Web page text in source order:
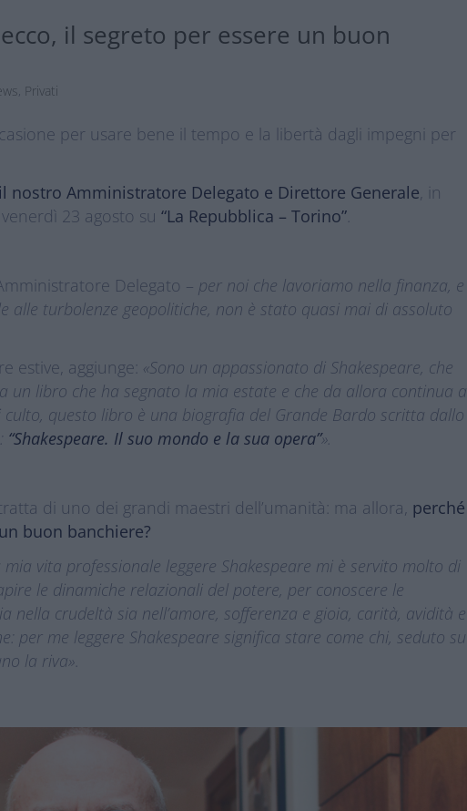
il segreto per essere un buon
, Privati
per usare bene il tempo e la libertà dagli impegni per
nostro Amministratore Delegato e Direttore Generale , in
23 agosto su“La Repubblica – Torino”.
Delegato – per noi che lavoriamo nella finanza, e
alle turbolenze geopolitiche, non è stato quasi mai di assoluto
estive, aggiunge: «Sono un appassionato di Shakespeare, che
un libro che ha segnato la mia estate e che da allora continua a
questo libro è una biografia del Grande Bardo scritta dallo
“Shakespeare. Il suo mondo e la sua opera”».
di uno dei grandi maestri dell’umanità: ma allora, perché
buon banchiere?
mia vita professionale leggere Shakespeare mi è servito molto di
le dinamiche relazionali del potere, per conoscere le
nella crudeltà sia nell’amore, sofferenza e gioia, carità, avidità e
per me leggere Shakespeare significa stare come chi, seduto su
la riva».